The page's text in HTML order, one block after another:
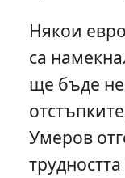
Някои
са
ще бъде
Умеров